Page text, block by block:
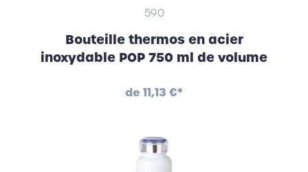
590
Bouteille thermos en acier
inoxydable POP 750 ml de volume
de 11,13 €*